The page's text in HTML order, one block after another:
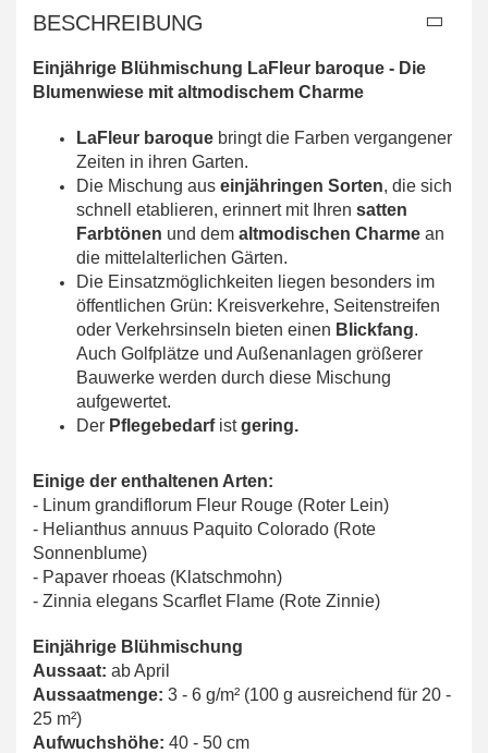
BESCHREIBUNG
Einjährige Blühmischung LaFleur baroque - Die
Blumenwiese mit altmodischem Charme
LaFleur baroque bringt die Farben vergangener
Zeiten in ihren Garten.
Die Mischung aus einjähringen Sorten, die sich
schnell etablieren, erinnert mit Ihren satten
Farbtönen und dem altmodischen Charme an
die mittelalterlichen Gärten.
Die Einsatzmöglichkeiten liegen besonders im
öffentlichen Grün: Kreisverkehre, Seitenstreifen
oder Verkehrsinseln bieten einen Blickfang.
Auch Golfplätze und Außenanlagen größerer
Bauwerke werden durch diese Mischung
aufgewertet.
Der Pflegebedarf istgering.
Einige der enthaltenen Arten:
- Linum grandiflorum Fleur Rouge (Roter Lein)
- Helianthus annuus Paquito Colorado (Rote
Sonnenblume)
- Papaver rhoeas (Klatschmohn)
- Zinnia elegans Scarflet Flame (Rote Zinnie)
Einjährige Blühmischung
Aussaat: ab April
Aussaatmenge: 3 - 6 g/m² (100 g ausreichend für 20 -
25 m²)
Aufwuchshöhe: 40 - 50 cm